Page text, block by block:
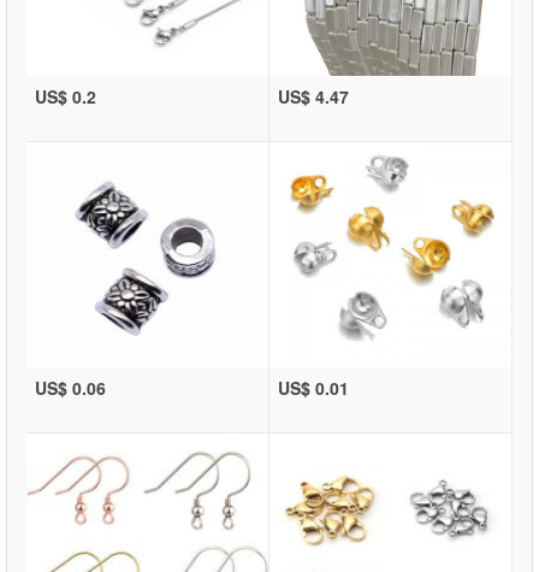
US$ 0.2 US$ 4.47
US$ 0.06 US$ 0.01